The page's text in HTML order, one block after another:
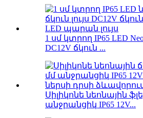
1 սմ կտրող IP65 LED
DC12V ճկուն ...
Սիլիկոնե նեոնային
անջրանցիկ IP65 12V...